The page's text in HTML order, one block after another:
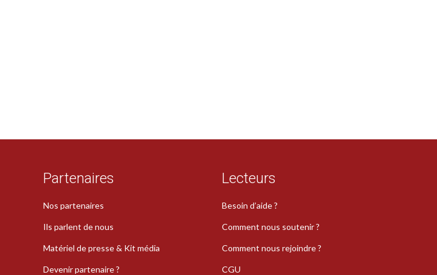
Partenaires
Nos partenaires
Ils parlent de nous
Matériel de presse & Kit média
Devenir partenaire ?
Lecteurs
Besoin d’aide ?
Comment nous soutenir ?
Comment nous rejoindre ?
CGU